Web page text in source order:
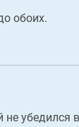
обоих.
убедился